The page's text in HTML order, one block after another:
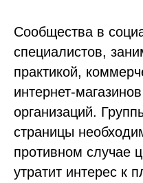
Сообщества в
специалистов,
практикой,
интернет-
организаций.
страницы
противном случае
утратит интерес к